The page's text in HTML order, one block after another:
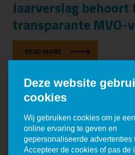
Jaarverslag
transparante MVO-
READ MORE
Deze website
cookies
Wij gebruiken cookies om je
online ervaring te geven en
gepersonaliseerde advertenties
Accepteer de cookies of pas de